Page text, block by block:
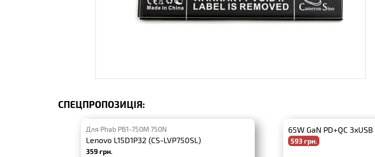
СПЕЦПРОПОЗИЦІЯ:
Для Phab PB1-750M 750N
Lenovo L15D1P32 (CS-LVP750SL)
359 грн.
65W GaN PD+QC 3xUSB
593 грн.